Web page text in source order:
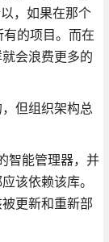
，如果在那个
的项目。而在
会浪费更多的
但组织架构总
智能管理器，并
该依赖该库。
更新和重新部